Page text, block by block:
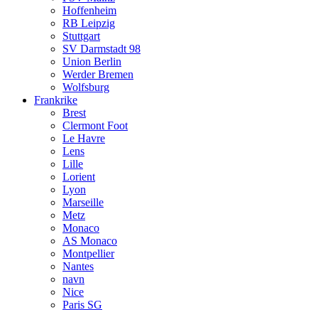
Hoffenheim
RB Leipzig
Stuttgart
SV Darmstadt 98
Union Berlin
Werder Bremen
Wolfsburg
Frankrike
Brest
Clermont Foot
Le Havre
Lens
Lille
Lorient
Lyon
Marseille
Metz
Monaco
AS Monaco
Montpellier
Nantes
navn
Nice
Paris SG